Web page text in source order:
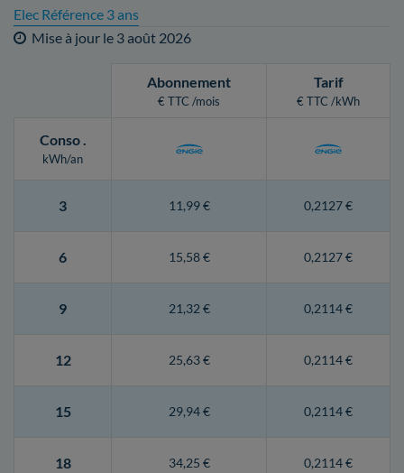
Elec Référence 3 ans
Mise à jour le 3 août 2026
Abonnement
€ TTC /mois
Tarif
€ TTC /kWh
Conso.
kWh/an
3 11,99 € 0,2127 €
6 15,58 € 0,2127 €
9 21,32 € 0,2114 €
12 25,63 € 0,2114 €
15 29,94 € 0,2114 €
18 34,25 € 0,2114 €